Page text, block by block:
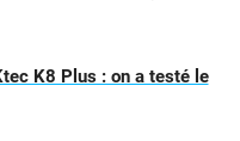
K8 Plus : on a testé le